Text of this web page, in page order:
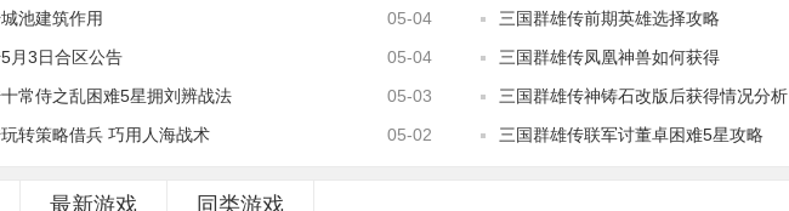
05-04
池建筑作用
三国群雄传前期英雄选择攻略
05-04
月3日合区公告
三国群雄传凤凰神兽如何获得
05-03
常侍之乱困难5星拥刘辨战法
三国群雄传神铸石改版后获得情况分析
05-02
转策略借兵 巧用人海战术 三国群雄传联军讨董卓困难5星攻略
最新游戏 同类游戏